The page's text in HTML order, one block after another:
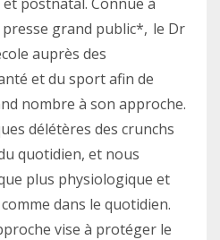
grand public*, le Dr
auprès des
et du sport afin de
nombre à son approche.
délétères des crunchs
quotidien, et nous
plus physiologique et
dans le quotidien.
vise à protéger le